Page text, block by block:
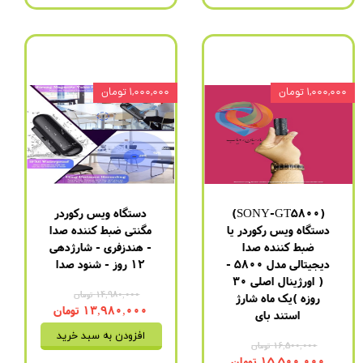
(SONY-GT5800)
دستگاه ویس رکوردر یا
ضبط کننده صدا
دیجیتالی مدل 5800 -
( اورژینال اصلی 30
روزه )یک ماه شارژ
استند بای
۱۶,۵۰۰,۰۰۰ تومان
۱,۰۰۰,۰۰۰ تومان
دستگاه ویس رکوردر
مگنتی ضبط کننده صدا
- هندزفری - شارژدهی
12 روز - شنود صدا
۱۴,۹۸۰,۰۰۰ تومان
۱۳,۹۸۰,۰۰۰ تومان
افزودن به سبد خرید
۱,۰۰۰,۰۰۰ تومان